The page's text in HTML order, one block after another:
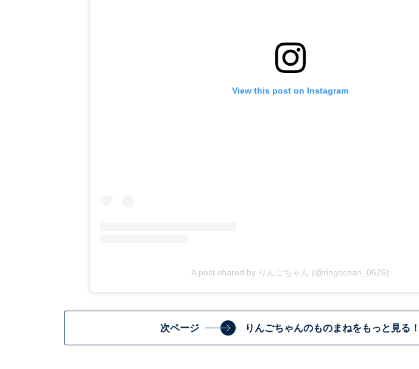
View this post on Instagram
A post shared by りんごちゃん (@ringochan_0626)
次ページ りんごちゃんのものまねをもっと見る！